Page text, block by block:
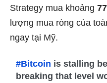
Strategy mua khoảng
lượng mua ròng của
ngay tại Mỹ.
#Bitcoin is stalling
breaking that level